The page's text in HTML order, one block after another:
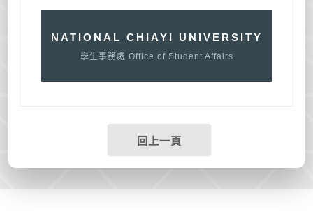
NATIONAL CHIAYI UNIVERSITY
學生事務處 Office of Student Affairs
回上一頁